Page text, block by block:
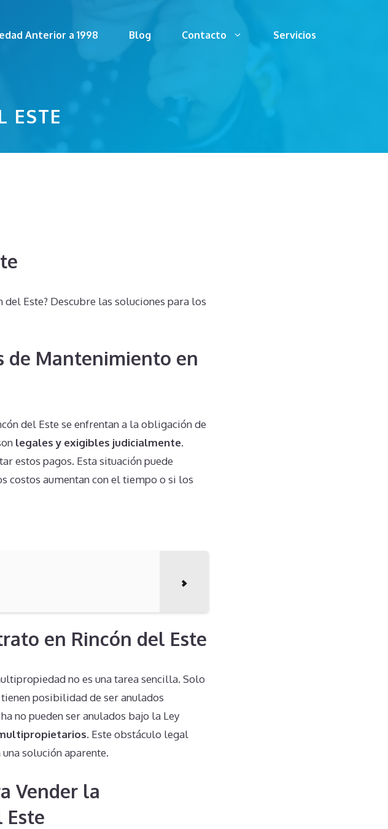
Anterior a 1998 Blog Contacto Servicios
ESTE
Este? Descubre las soluciones para los
de Mantenimiento en
del Este se enfrentan a la obligación de
legales y exigibles judicialmente.
estos pagos. Esta situación puede
costos aumentan con el tiempo o si los
en Rincón del Este
no es una tarea sencilla. Solo
posibilidad de ser anulados
no pueden ser anulados bajo la Ley
. Este obstáculo legal
solución aparente.
Vender la